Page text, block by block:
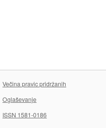
Večina pravic pridržanih
Oglaševanje
ISSN 1581-0186